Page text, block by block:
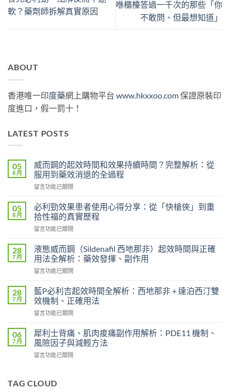
軟？藥劑師拆解真實原因
喺櫃檯答過一千次的那些「你
不敢問、但最想知道」
ABOUT
香港唯一印度藥網上購物平台 www.hkxxoo.com保證原裝印
度進口，假一罰十！
LATEST POSTS
05
8 月
威而鋼的起效時間和效果持續時間？完整解析：從
服用到藥效消退的全過程
在
而
鋼
的
起
時
間
和
效
持
續
間？
整
解
析：
到
留言功能已關閉
05
8 月
必利勁效果患者使用心得分享：從「快槍俠」到重
拾性福的真實歷程
在
利
勁
效
果
者
使
用
心
分
享：
「快
到
留言功能已關閉
28
7 月
液態威而鋼（Sildenafil 西地那非）起效時間與正確
用法全解析：藥效發揮、副作用
在
態
威
而
鋼
西
地
那
非）
時
留言功能已關閉
28
7 月
藍P必利吉起效時間全解析：西地那非 + 達泊西汀雙
效機制、正確用法
在
P
必
利
吉
時
留言功能已關閉
06
7 月
犀利士背痛、肌肉痠痛副作用解析：PDE11 機制、
風險因子與減輕方法
在
士
留言功能已關閉
TAG CLOUD